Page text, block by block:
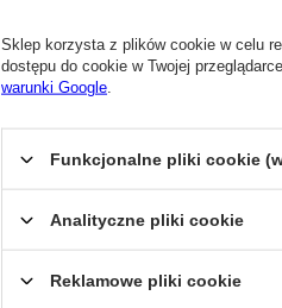
Sklep korzysta z plików cookie w celu
dostępu do cookie w Twojej
warunki Google
Funkcjonalne pliki cookie
Analityczne pliki cookie
Reklamowe pliki cookie